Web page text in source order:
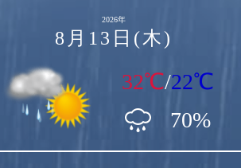
2026年
8月13日(木)
32℃/22℃
70%